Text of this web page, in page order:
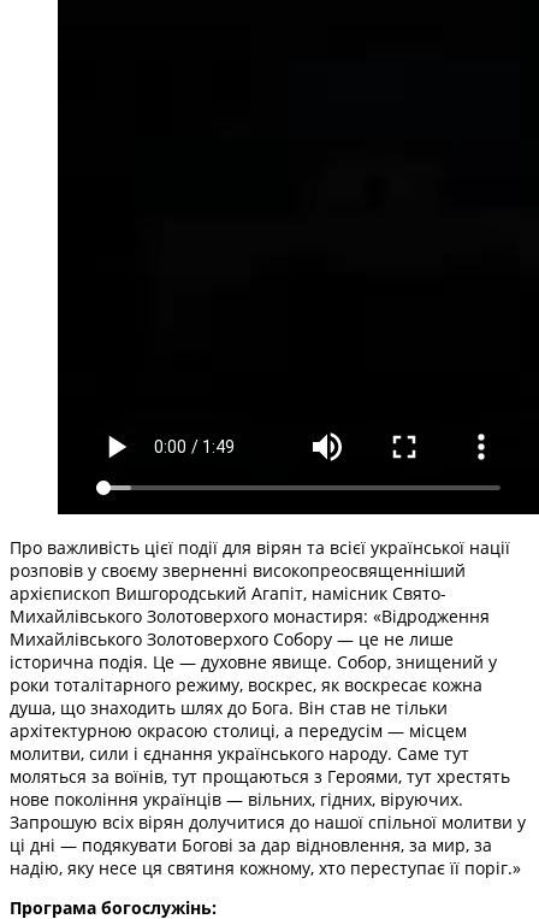
Про важливість цієї події для вірян та всієї української нації
розповів у своєму зверненні високопреосвященніший
архієпископ Вишгородський Агапіт, намісник Свято-
Михайлівського Золотоверхого монастиря: «Відродження
Михайлівського Золотоверхого Собору — це не лише
історична подія. Це — духовне явище. Собор, знищений у
роки тоталітарного режиму, воскрес, як воскресає кожна
душа, що знаходить шлях до Бога. Він став не тільки
архітектурною окрасою столиці, а передусім — місцем
молитви, сили і єднання українського народу. Саме тут
моляться за воїнів, тут прощаються з Героями, тут хрестять
нове покоління українців — вільних, гідних, віруючих.
Запрошую всіх вірян долучитися до нашої спільної молитви у
ці дні — подякувати Богові за дар відновлення, за мир, за
надію, яку несе ця святиня кожному, хто переступає її поріг.»
Програма богослужінь: